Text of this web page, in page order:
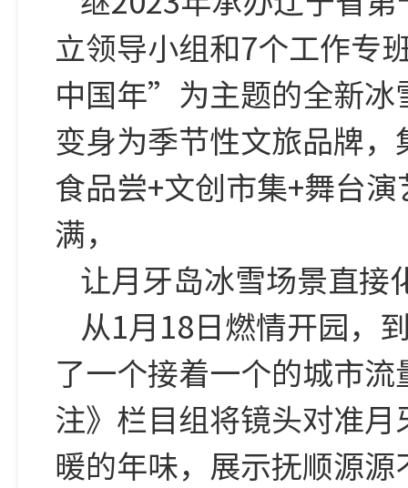
立领导小组和7个工作专
中国年”为主题的全新冰
变身为季节性文旅品牌
食品尝+文创市集+舞台
满，
让月牙岛冰雪场景直
从1月18日燃情开园，
了一个接着一个的城市
注》栏目组将镜头对准
暖的年味，展示抚顺源